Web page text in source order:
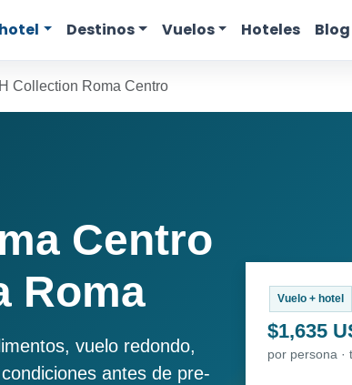
Destinos Vuelos Hoteles Blog
Collection Roma Centro
Centro
Roma
vuelo redondo,
antes de pre-
Vuelo + hotel
$1,635
por persona ·